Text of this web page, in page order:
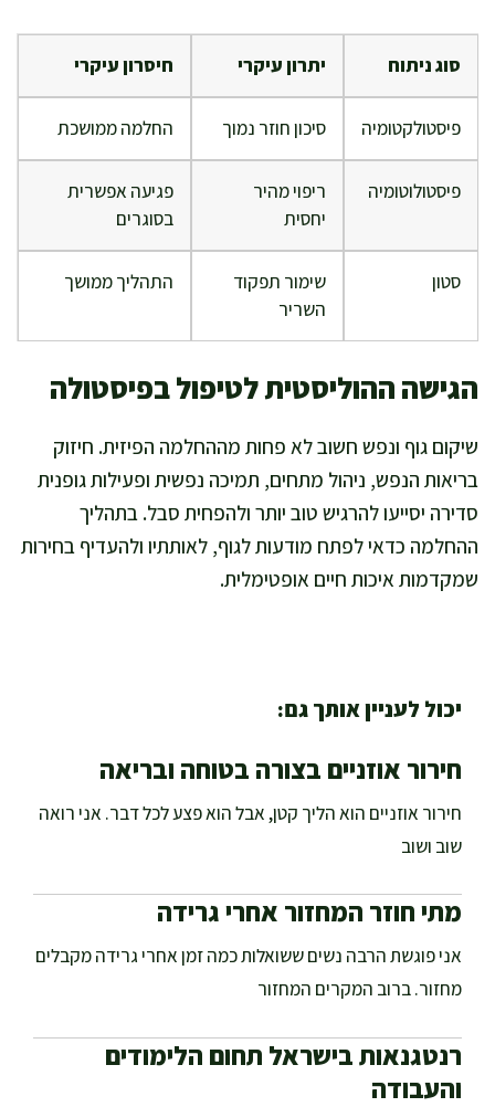
סוג ניתוח יתרון עיקרי חיסרון עיקרי
פיסטולקטומיה סיכון חוזר נמוך החלמה ממושכת
פיסטולוטומיה
ריפוי מהיר
יחסית
פגיעה אפשרית
בסוגרים
סטון
שימור תפקוד
השריר
התהליך ממושך
הגישה ההוליסטית לטיפול בפיסטולה
שיקום גוף ונפש חשוב לא פחות מההחלמה הפיזית. חיזוק
בריאות הנפש, ניהול מתחים, תמיכה נפשית ופעילות גופנית
סדירה יסייעו להרגיש טוב יותר ולהפחית סבל. בתהליך
ההחלמה כדאי לפתח מודעות לגוף, לאותתיו ולהעדיף בחירות
שמקדמות איכות חיים אופטימלית.
יכול לעניין אותך גם:
חירור אוזניים בצורה בטוחה ובריאה
חירור אוזניים הוא הליך קטן, אבל הוא פצע לכל דבר. אני רואה
שוב ושוב
מתי חוזר המחזור אחרי גרידה
אני פוגשת הרבה נשים ששואלות כמה זמן אחרי גרידה מקבלים
מחזור. ברוב המקרים המחזור
רנטגנאות בישראל תחום הלימודים
והעבודה